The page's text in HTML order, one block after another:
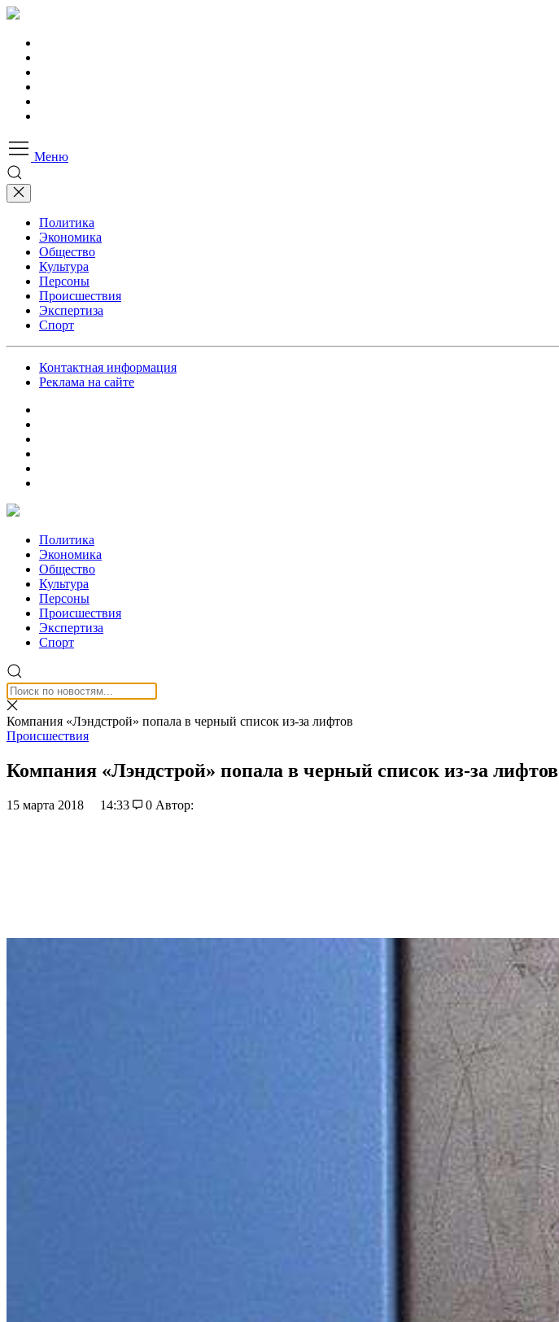
Меню
Политика
Экономика
Общество
Культура
Персоны
Происшествия
Экспертиза
Спорт
Контактная информация
Реклама на сайте
Политика
Экономика
Общество
Культура
Персоны
Происшествия
Экспертиза
Спорт
Компания «Лэндстрой» попала в черный список из-за лифтов
Происшествия
Компания «Лэндстрой» попала в черный список из-за лифтов
15 марта 2018 14:33 0 Автор: